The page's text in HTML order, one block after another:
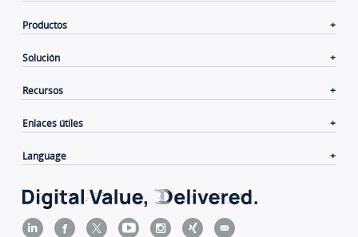
Productos
Solución
Recursos
Enlaces útiles
Language